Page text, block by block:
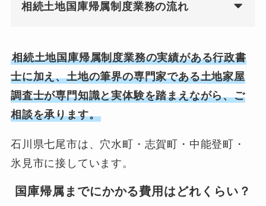
相続土地国庫帰属制度業務の流れ
相続土地国庫帰属制度業務の実績がある行政書
士に加え、土地の筆界の専門家である土地家屋
調査士が専門知識と実体験を踏まえながら、ご
相談を承ります。
石川県七尾市は、穴水町・志賀町・中能登町・
氷見市に接しています。
国庫帰属までにかかる費用はどれくらい？